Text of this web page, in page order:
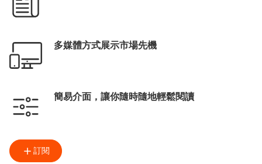
多媒體方式展示市場先機
簡易介面，讓你隨時隨地輕鬆閱讀
訂閱